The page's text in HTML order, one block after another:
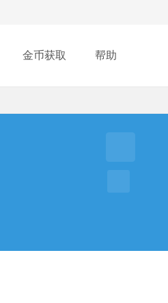
金币获取 帮助